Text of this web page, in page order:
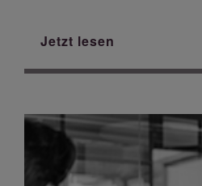
Jetzt lesen